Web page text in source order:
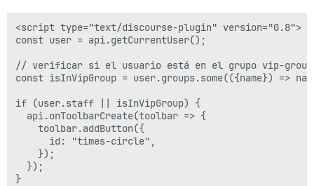
<script type="text/discourse-plugin" version="0.8">
const user = api.getCurrentUser();
// verificar si el usuario está en el grupo vip-group
const isInVipGroup = user.groups.some(({name}) =>
if (user.staff || isInVipGroup) {
  api.onToolbarCreate(toolbar => {
    toolbar.addButton({
      id: "times-circle",
    });
  });
}